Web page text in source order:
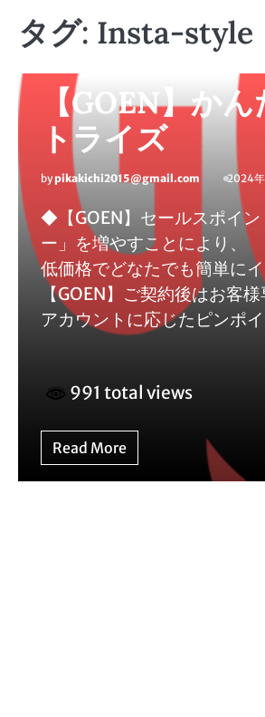
タグ: Insta-style
【GOEN】か
トライズ
bypikakichi2015@gmail.com 2024年
◆【GOEN】セールスポイ
ー」を増やすことにより、
低価格でどなたでも簡単に
【GOEN】ご契約後はお客
アカウントに応じたピンポ
991 total views
Read More